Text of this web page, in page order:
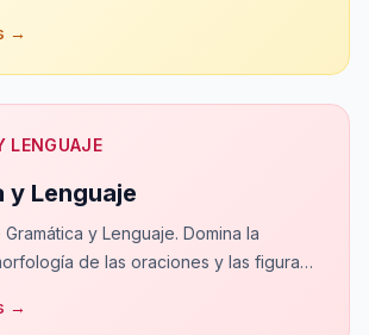
→
LENGUAJE
y Lenguaje
y Lenguaje. Domina la
de las oraciones y las figuras
→